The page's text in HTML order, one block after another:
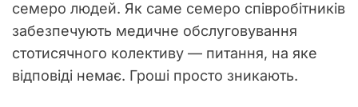
семеро людей. Як саме семеро співробітників
забезпечують медичне обслуговування
стотисячного колективу — питання, на яке
відповіді немає. Гроші просто зникають.